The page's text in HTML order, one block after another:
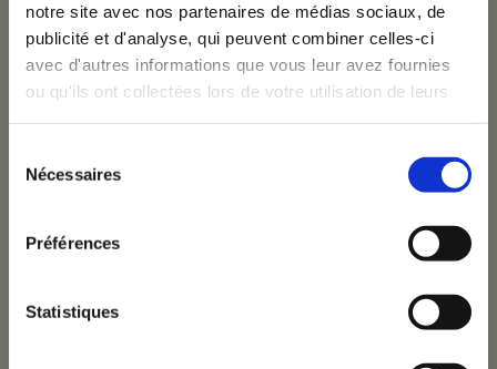
notre site avec nos partenaires de médias sociaux, de
publicité et d'analyse, qui peuvent combiner celles-ci
avec d'autres informations que vous leur avez fournies
ou qu'ils ont collectées lors de votre utilisation de leurs
Nécessaires
Préférences
Statistiques
Autres projets
Inscrivez-vous à notre
newsletter
Email
Je donne à VOUS Agency la permission de